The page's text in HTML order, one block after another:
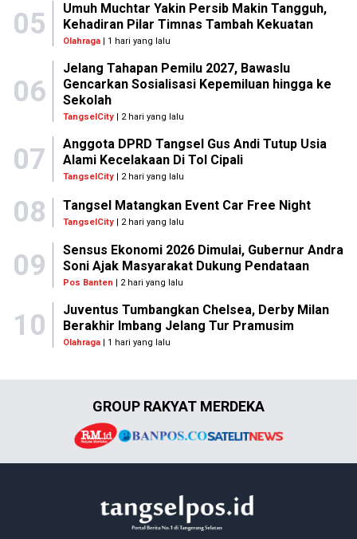
05
Umuh Muchtar Yakin Persib Makin Tangguh,
Kehadiran Pilar Timnas Tambah Kekuatan
Olahraga| 1 hari yang lalu
06
Jelang Tahapan Pemilu 2027, Bawaslu
Gencarkan Sosialisasi Kepemiluan hingga ke
Sekolah
TangselCity| 2 hari yang lalu
07
Anggota DPRD Tangsel Gus Andi Tutup Usia
Alami Kecelakaan Di Tol Cipali
TangselCity| 2 hari yang lalu
08 Tangsel Matangkan Event Car Free Night
TangselCity | 2 hari yang lalu
09
Sensus Ekonomi 2026 Dimulai, Gubernur Andra
Soni Ajak Masyarakat Dukung Pendataan
Pos Banten | 2 hari yang lalu
10
Juventus Tumbangkan Chelsea, Derby Milan
Berakhir Imbang Jelang Tur Pramusim
Olahraga| 1 hari yang lalu
GROUP RAKYAT MERDEKA